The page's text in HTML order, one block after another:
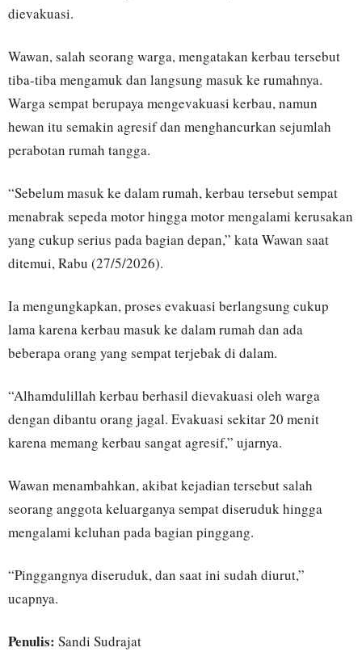
dievakuasi.
Wawan, salah seorang warga, mengatakan kerbau tersebut
tiba-tiba mengamuk dan langsung masuk ke rumahnya.
Warga sempat berupaya mengevakuasi kerbau, namun
hewan itu semakin agresif dan menghancurkan sejumlah
perabotan rumah tangga.
“Sebelum masuk ke dalam rumah, kerbau tersebut sempat
menabrak sepeda motor hingga motor mengalami kerusakan
yang cukup serius pada bagian depan,” kata Wawan saat
ditemui, Rabu (27/5/2026).
Ia mengungkapkan, proses evakuasi berlangsung cukup
lama karena kerbau masuk ke dalam rumah dan ada
beberapa orang yang sempat terjebak di dalam.
“Alhamdulillah kerbau berhasil dievakuasi oleh warga
dengan dibantu orang jagal. Evakuasi sekitar 20 menit
karena memang kerbau sangat agresif,” ujarnya.
Wawan menambahkan, akibat kejadian tersebut salah
seorang anggota keluarganya sempat diseruduk hingga
mengalami keluhan pada bagian pinggang.
“Pinggangnya diseruduk, dan saat ini sudah diurut,”
ucapnya.
Penulis: Sandi Sudrajat